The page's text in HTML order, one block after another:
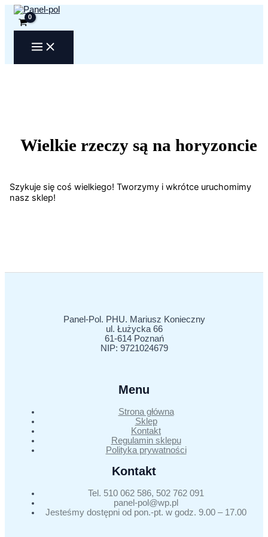
Przejdź
treści
Wielkie rzeczy są na horyzoncie
Szykuje się coś wielkiego! Tworzymy i wkrótce uruchomimy
nasz sklep!
Panel-Pol. PHU. Mariusz Konieczny
ul. Łużycka 66
61-614 Poznań
NIP: 9721024679
Menu
Strona główna
Sklep
Kontakt
Regulamin sklepu
Polityka prywatności
Kontakt
Tel. 510 062 586, 502 762 091
panel-pol@wp.pl
Jesteśmy dostępni od pon.-pt. w godz. 9.00 – 17.00